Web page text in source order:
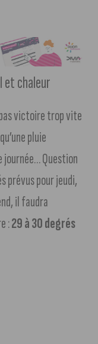
et chaleur
victoire trop vite
pluie
journée… Question
prévus pour jeudi,
il faudra
:29 à 30 degrés